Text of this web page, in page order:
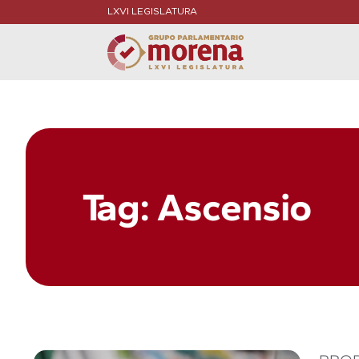
LXVI LEGISLATURA
Tag: Ascensio